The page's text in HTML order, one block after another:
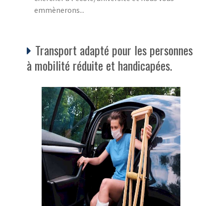
emmènerons...
Transport adapté pour les personnes
à mobilité réduite et handicapées.